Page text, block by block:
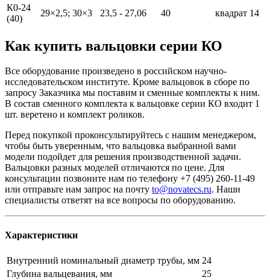
К0-24
(40)
29×2,5; 30×3 23,5 - 27,06 40 квадрат 14
Как купить вальцовки серии КО
Все оборудование произведено в российском научно-
исследовательском институте. Кроме вальцовок в сборе по
запросу Заказчика мы поставим и сменные комплекты к ним.
В состав сменного комплекта к вальцовке серии КО входит 1
шт. веретено и комплект роликов.
Перед покупкой проконсультируйтесь с нашим менеджером,
чтобы быть уверенным, что вальцовка выбранной вами
модели подойдет для решения производственной задачи.
Вальцовки разных моделей отличаются по цене. Для
консультации позвоните нам по телефону +7 (495) 260-11-49
или отправьте нам запрос на почту to@novatecs.ru. Наши
специалисты ответят на все вопросы по оборудованию.
Характеристики
Внутренний номинальный диаметр трубы, мм 24
Глубина вальцевания, мм
25